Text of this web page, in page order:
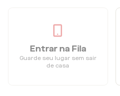
Entrar na Fila
Guarde seu lugar sem sair
de casa